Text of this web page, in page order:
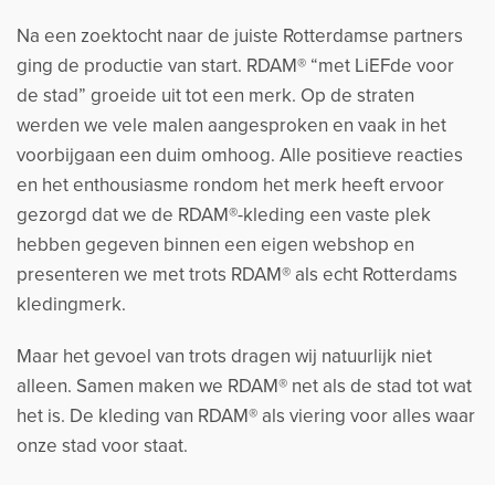
Na een zoektocht naar de juiste Rotterdamse partners
ging de productie van start. RDAM® “met LiEFde voor
de stad” groeide uit tot een merk. Op de straten
werden we vele malen aangesproken en vaak in het
voorbijgaan een duim omhoog. Alle positieve reacties
en het enthousiasme rondom het merk heeft ervoor
gezorgd dat we de RDAM®-kleding een vaste plek
hebben gegeven binnen een eigen webshop en
presenteren we met trots RDAM® als echt Rotterdams
kledingmerk.
Maar het gevoel van trots dragen wij natuurlijk niet
alleen. Samen maken we RDAM® net als de stad tot wat
het is. De kleding van RDAM® als viering voor alles waar
onze stad voor staat.